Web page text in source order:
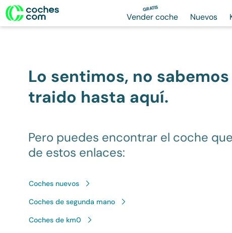
GRATIS
Vender coche Nuevos
Lo sentimos, no
traido hasta aquí.
Pero puedes encontrar el coche
de estos enlaces:
Coches nuevos
Coches de segunda mano
Coches de km0